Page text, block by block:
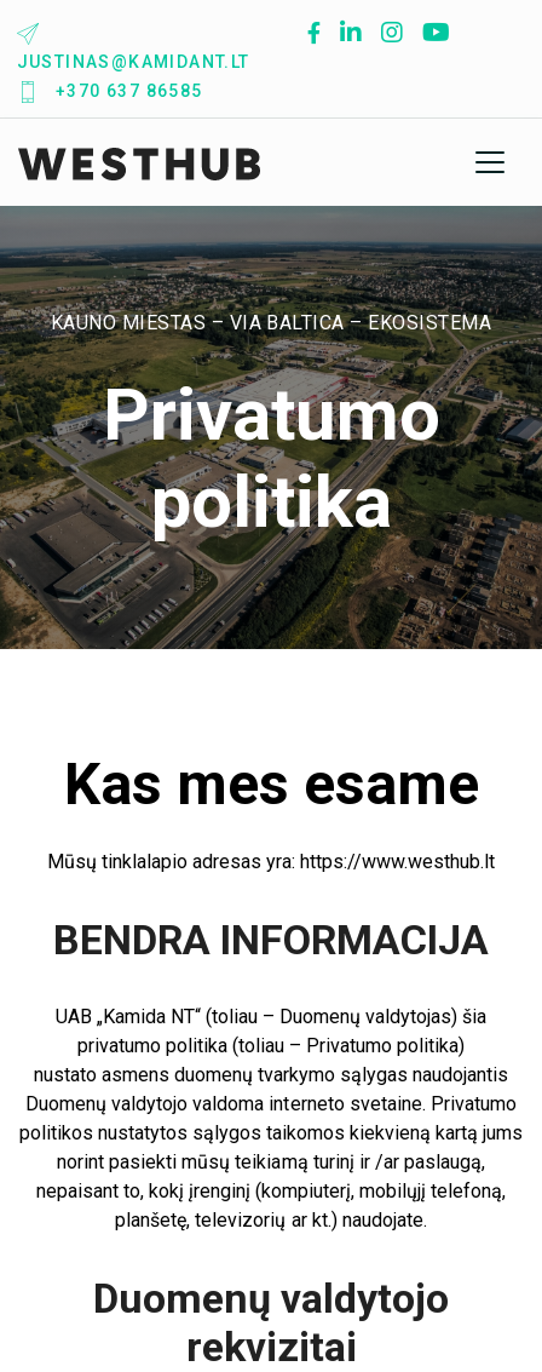
content
JUSTINAS@KAMIDANT.LT
+370 637 86585
KAUNO MIESTAS – VIA BALTICA – EKOSISTEMA
Privatumo
politika
Kas mes esame
Mūsų tinklalapio adresas yra: https://www.westhub.lt
BENDRA INFORMACIJA
UAB „Kamida NT“ (toliau – Duomenų valdytojas) šia
privatumo politika (toliau – Privatumo politika)
nustato asmens duomenų tvarkymo sąlygas naudojantis
Duomenų valdytojo valdoma interneto svetaine. Privatumo
politikos nustatytos sąlygos taikomos kiekvieną kartą jums
norint pasiekti mūsų teikiamą turinį ir /ar paslaugą,
nepaisant to, kokį įrenginį (kompiuterį, mobilųjį telefoną,
planšetę, televizorių ar kt.) naudojate.
Duomenų valdytojo
rekvizitai